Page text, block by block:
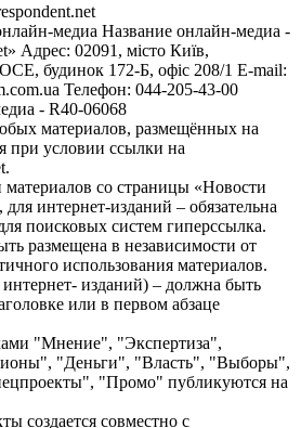
медиа Название онлайн-медиа -
Адрес: 02091, місто Київ,
будинок 172-Б, офіс 208/1 E-mail:
Телефон: 044-205-43-00
- R40-06068
материалов, размещённых на
при условии ссылки на
со страницы «Новости
интернет-изданий – обязательна
поисковых систем гиперссылка.
размещена в независимости от
использования материалов.
изданий) – должна быть
или в первом абзаце
"Мнение", "Экспертиза",
"Деньги", "Власть", "Выборы",
"Промо" публикуются на
создается совместно с